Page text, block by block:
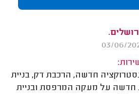
חדשה, הרכבת דק, בניית
חדשה על מעקה המרפסת ובניית